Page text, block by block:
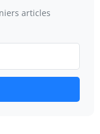
articles